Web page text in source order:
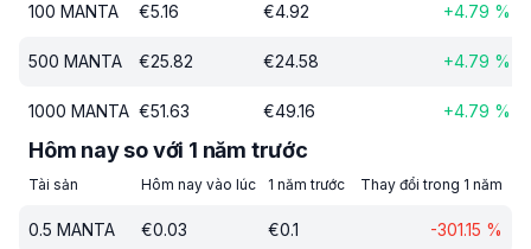
100 MANTA €5.16 €4.92 +4.79 %
500 MANTA €25.82 €24.58 +4.79 %
1000 MANTA €51.63 €49.16 +4.79 %
Hôm nay so với 1 năm trước
Tài sản Hôm nay vào lúc 1 năm trước Thay đổi trong 1 năm
0.5 MANTA €0.03 €0.1 -301.15 %